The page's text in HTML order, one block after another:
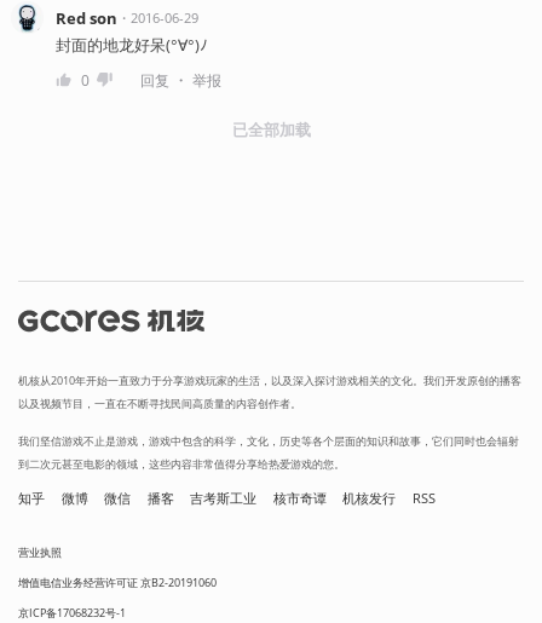
Red son ・ 2016-06-29
封面的地龙好呆(°∀°)ﾉ
0 回复 ・ 举报
已全部加载
机核从2010年开始一直致力于分享游戏玩家的生活，以及深入探讨游戏相关的文化。我们开发原创的播客
以及视频节目，一直在不断寻找民间高质量的内容创作者。
我们坚信游戏不止是游戏，游戏中包含的科学，文化，历史等各个层面的知识和故事，它们同时也会辐射
到二次元甚至电影的领域，这些内容非常值得分享给热爱游戏的您。
知乎 微博 微信 播客 吉考斯工业 核市奇谭 机核发行 RSS
营业执照
增值电信业务经营许可证 京B2-20191060
京ICP备17068232号-1